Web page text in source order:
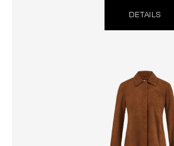
DETAILS